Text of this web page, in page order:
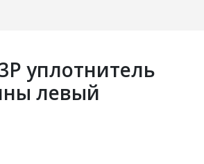
уплотнитель
левый